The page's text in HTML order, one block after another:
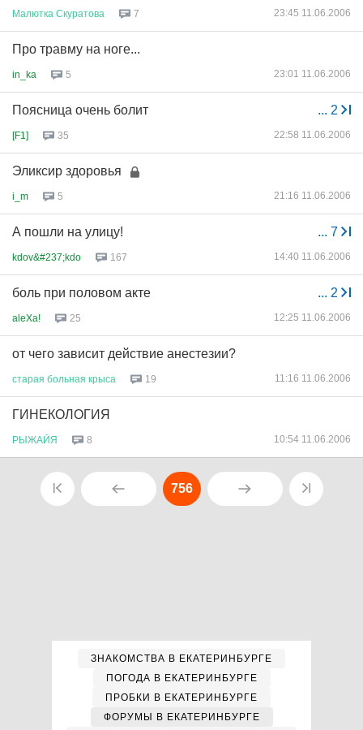
Малютка Скуратова 7 23:45 11.06.2006
Про травму на ноге...
in_ka 5 23:01 11.06.2006
... 2
Поясница очень болит
[F1] 35 22:58 11.06.2006
Эликсир здоровья
i_m 5 21:16 11.06.2006
... 7
А пошли на улицу!
kdov&#237;kdo 167 14:40 11.06.2006
... 2
боль при половом акте
aleXa! 25 12:25 11.06.2006
от чего зависит действие анестезии?
старая больная крыса 19 11:16 11.06.2006
ГИНЕКОЛОГИЯ
РЫЖАЙЯ 8 10:54 11.06.2006
756
ЗНАКОМСТВА В ЕКАТЕРИНБУРГЕ
ПОГОДА В ЕКАТЕРИНБУРГЕ
ПРОБКИ В ЕКАТЕРИНБУРГЕ
ФОРУМЫ В ЕКАТЕРИНБУРГЕ